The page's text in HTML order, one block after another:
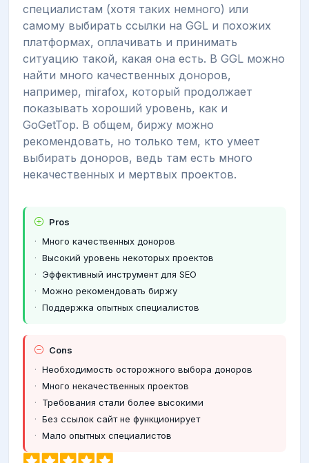
специалистам (хотя таких немного) или
самому выбирать ссылки на GGL и похожих
платформах, оплачивать и принимать
ситуацию такой, какая она есть. В GGL можно
найти много качественных доноров,
например, mirafox, который продолжает
показывать хороший уровень, как и
GoGetTop. В общем, биржу можно
рекомендовать, но только тем, кто умеет
выбирать доноров, ведь там есть много
некачественных и мертвых проектов.
Pros
Много качественных доноров
Высокий уровень некоторых проектов
Эффективный инструмент для SEO
Можно рекомендовать биржу
Поддержка опытных специалистов
Cons
Необходимость осторожного выбора доноров
Много некачественных проектов
Требования стали более высокими
Без ссылок сайт не функционирует
Мало опытных специалистов